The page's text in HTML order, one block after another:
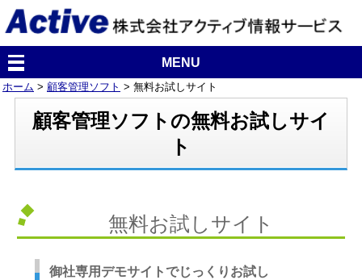
MENU
ホーム > 顧客管理ソフト > 無料お試しサイト
顧客管理ソフトの無料お試しサイ
ト
無料お試しサイト
御社専用デモサイトでじっくりお試し